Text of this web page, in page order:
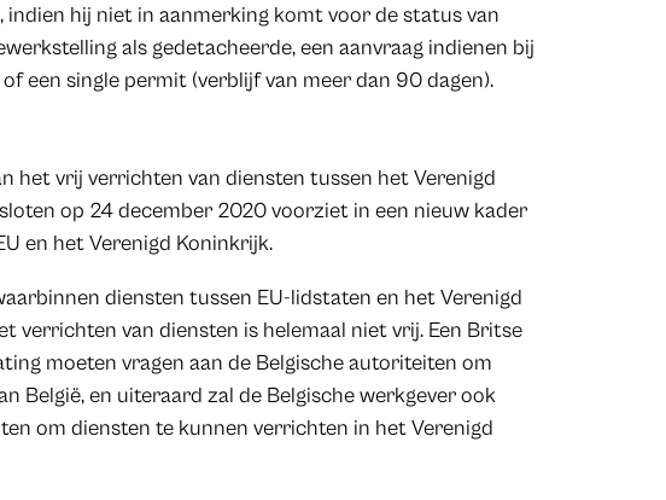
indien hij niet in aanmerking komt voor de status van
als gedetacheerde, een aanvraag indienen bij
een single permit (verblijf van meer dan 90 dagen).
het vrij verrichten van diensten tussen het Verenigd
op 24 december 2020 voorziet in een nieuw kader
en het Verenigd Koninkrijk.
diensten tussen EU-lidstaten en het Verenigd
verrichten van diensten is helemaal niet vrij. Een Britse
moeten vragen aan de Belgische autoriteiten om
België, en uiteraard zal de Belgische werkgever ook
om diensten te kunnen verrichten in het Verenigd